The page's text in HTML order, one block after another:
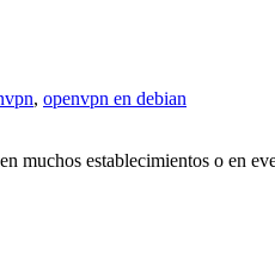
, openvpn en debian
muchos establecimientos o en